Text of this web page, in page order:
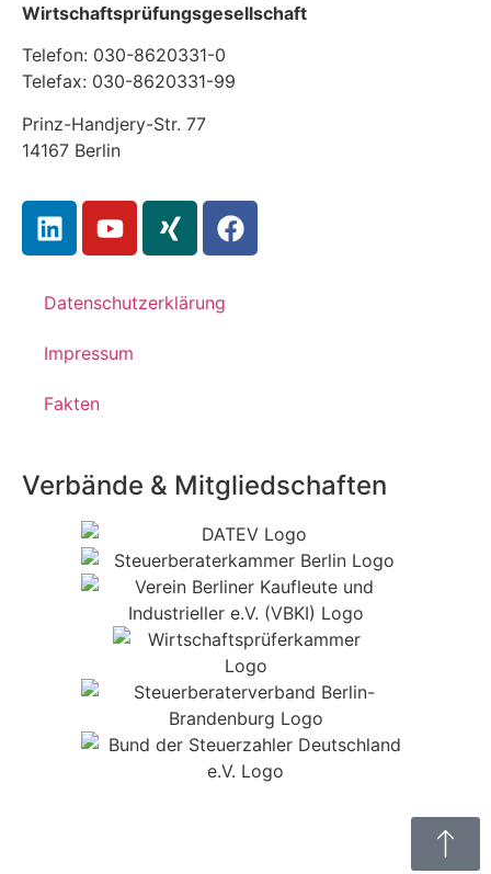
Wirtschaftsprüfungsgesellschaft
Telefon: 030-8620331-0
Telefax: 030-8620331-99
Prinz-Handjery-Str. 77
14167 Berlin
Datenschutzerklärung
Impressum
Fakten
Verbände & Mitgliedschaften